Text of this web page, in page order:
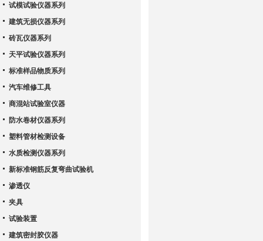
试模试验仪器系列
建筑无损仪器系列
砖瓦仪器系列
天平试验仪器系列
标准样品物质系列
汽车维修工具
商混站试验室仪器
防水卷材仪器系列
塑料管材检测设备
水质检测仪器系列
新标准钢筋反复弯曲试验机
渗透仪
夹具
试验装置
建筑密封胶仪器